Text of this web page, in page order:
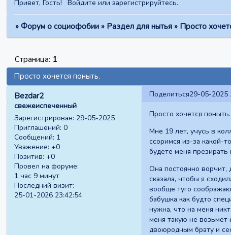
Привет, Гость! Войдите илизарегистрируйтесь.
» Форум о социофобии » Раздел для нытья » Просто
Просто хочется поныть.
Страница: 1
Поделиться29-05-2025
Bezdar2
свежеиспеченный
Зарегистрирован: 29-05-2025
Приглашений: 0
Сообщений: 1
Уважение: +0
Позитив: +0
Провел на форуме:
1 час 9 минут
Последний визит:
25-01-2026 23:42:54
Просто хочется поныть.
Мне 19 лет, учусь в
ссоримся из-за какой-
будете меня
Она постоянно ворчит,
сказала, чтобы я
вообще туго
бабушка как будто
нужна, что на меня
меня такую не возьмёт
двоюродным брату и